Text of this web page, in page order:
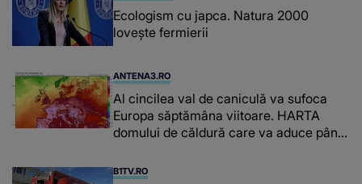
Ecologism cu japca. Natura 2000
lovește fermierii
ANTENA3.RO
Al cincilea val de caniculă va sufoca
Europa săptămâna viitoare. HARTA
domului de căldură care va aduce până
B1TV.RO